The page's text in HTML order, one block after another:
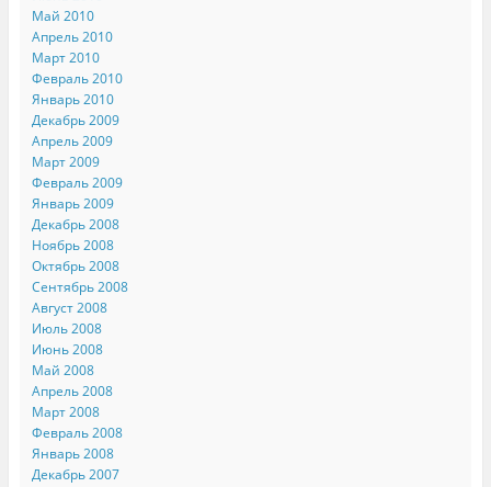
Май 2010
Апрель 2010
Март 2010
Февраль 2010
Январь 2010
Декабрь 2009
Апрель 2009
Март 2009
Февраль 2009
Январь 2009
Декабрь 2008
Ноябрь 2008
Октябрь 2008
Сентябрь 2008
Август 2008
Июль 2008
Июнь 2008
Май 2008
Апрель 2008
Март 2008
Февраль 2008
Январь 2008
Декабрь 2007